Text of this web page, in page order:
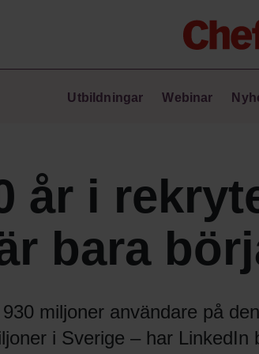
Lyft ditt
Chef GPT –
fickan
Utbildningar Webinar
år i
bara
miljoner användare på
i Sverige – har LinkedIn